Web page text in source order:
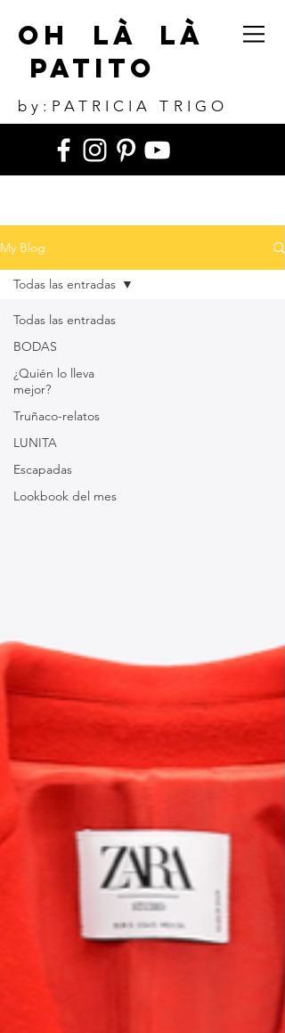
Oh Là Là
Patito
by:PATRICIA TRIGO
My Blog
Todas las entradas
BODAS
¿Quién lo lleva
mejor?
Truñaco-relatos
LUNITA
Escapadas
Lookbook del mes
Todas las entradas